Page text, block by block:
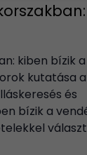
kiben bízik a
kutatása
és
bízik a